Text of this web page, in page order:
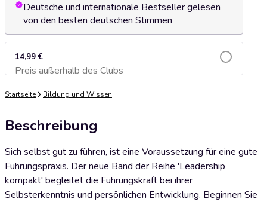
Deutsche und internationale Bestseller gelesen
von den besten deutschen Stimmen
14,99 €
Preis außerhalb des ClubsZum Warenkorb hinzufügen
Startseite Bildung und Wissen
Beschreibung
Sich selbst gut zu führen, ist eine Voraussetzung für eine gute
Führungspraxis. Der neue Band der Reihe 'Leadership
kompakt' begleitet die Führungskraft bei ihrer
Selbsterkenntnis und persönlichen Entwicklung. Beginnen Sie